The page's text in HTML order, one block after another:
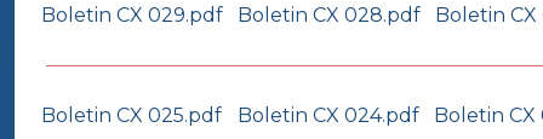
Boletin CX 029.pdf
Boletin CX 028.pdf Boletin
Boletin CX 025.pdf Boletin CX 024.pdf
Boletin